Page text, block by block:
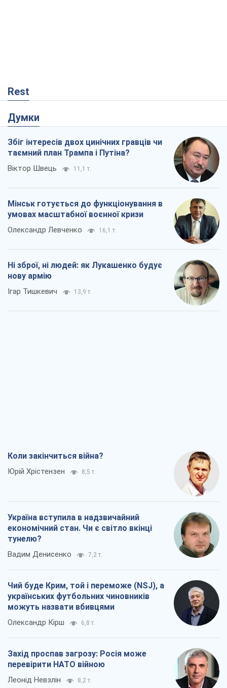
Rest
Думки
Збіг інтересів двох цинічних гравців чи
таємний план Трампа і Путіна?
Віктор Швець 11,1 т.
Мінськ готується до функціонування в
умовах масштабної воєнної кризи
Олександр Левченко 16,1 т.
Ні зброї, ні людей: як Лукашенко будує
нову армію
Ігар Тишкевич 13,9 т.
Коли закінчиться війна?
Юрій Хрістензен 8,5 т.
Україна вступила в надзвичайний
економічний стан. Чи є світло вкінці
тунелю?
Вадим Денисенко 7,2 т.
Чий буде Крим, той і переможе (NSJ), а
українських футбольних чиновників
можуть назвати вбивцями
Олександр Кірш 6,8 т.
Захід проспав загрозу: Росія може
перевірити НАТО війною
Леонід Невзлін 8,2 т.